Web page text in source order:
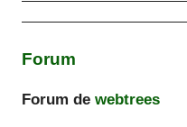
Forum
Forum dewebtrees